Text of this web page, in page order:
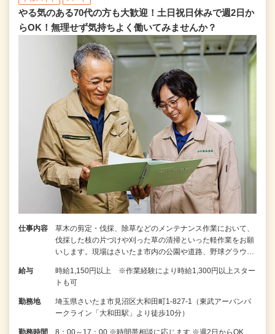
やる気のある70代の方も大歓迎！土日祝日休みで週2日か
らOK！無理せず気持ちよく働いてみませんか？
仕事内容
草木の剪定・伐採、除草などのメンテナンス作業において、
伐採した枝の片づけや刈った草の清掃といった軽作業をお願
いします。現場はさいたま市内の公園や道路、野球グラウ…
給与
時給1,150円以上 ※作業経験により時給1,300円以上スター
トも可
勤務地
埼玉県さいたま市見沼区大和田町1-827-1（東武アーバンパ
ークライン「大和田駅」より徒歩10分）
勤務時間 8：00～17：00 ※時間帯相談に応じます ※週2日からOK